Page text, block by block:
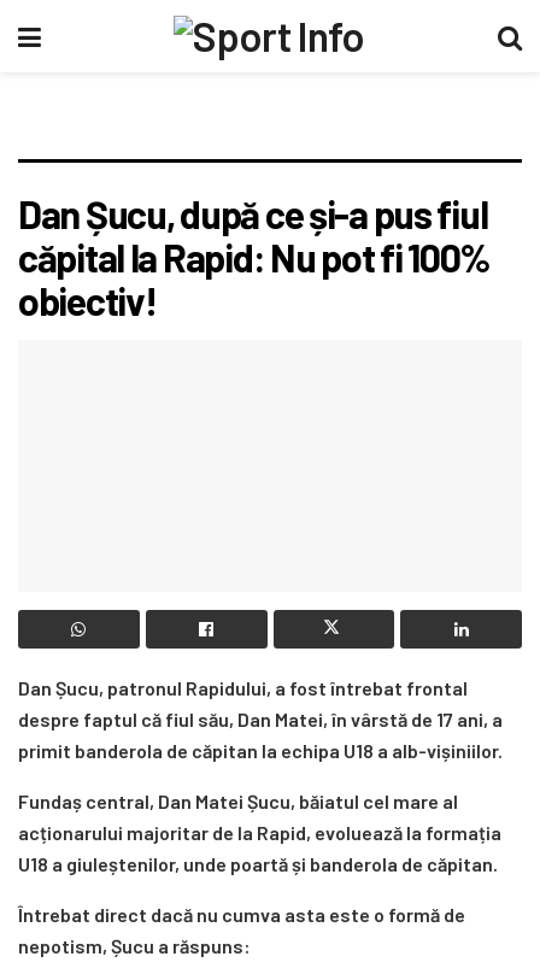
Dan Șucu, după ce și-a pus fiul
căpital la Rapid: Nu pot fi 100%
obiectiv!
Dan Șucu, patronul Rapidului, a fost întrebat frontal
despre faptul că fiul său, Dan Matei, în vârstă de 17 ani, a
primit banderola de căpitan la echipa U18 a alb-vișiniilor.
Fundaș central, Dan Matei Șucu, băiatul cel mare al
acționarului majoritar de la Rapid, evoluează la formația
U18 a giuleștenilor, unde poartă și banderola de căpitan.
Întrebat direct dacă nu cumva asta este o formă de
nepotism, Șucu a răspuns: